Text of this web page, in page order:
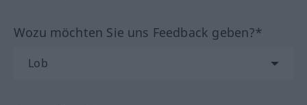
Wozu möchten Sie uns Feedback geben?*